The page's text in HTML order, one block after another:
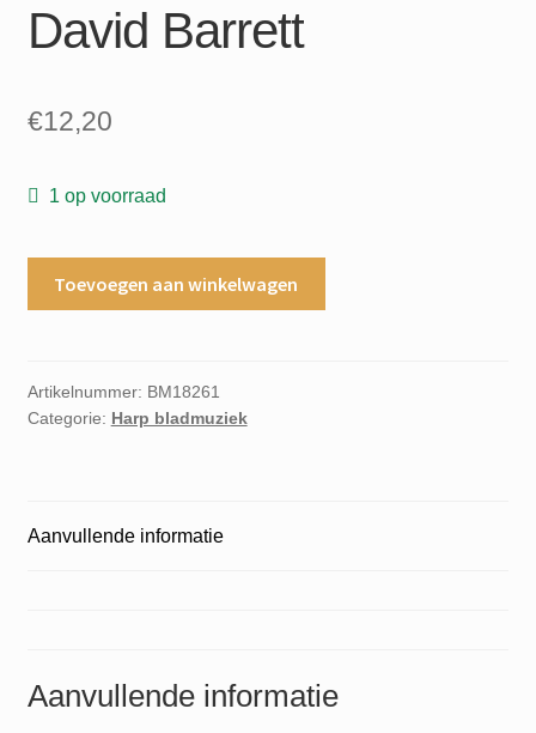
David Barrett
€12,20
1 op voorraad
harp
greats
aantal
Toevoegen aan winkelwagen
Artikelnummer: BM18261
Categorie: Harp bladmuziek
Aanvullende informatie
Aanvullende informatie